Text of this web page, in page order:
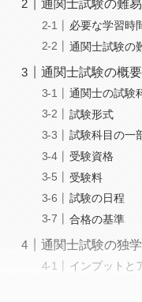
通関士試験の難
必要な学習時
通関士試験の
通関士試験の概要
通関士の試験
試験形式
試験科目の一
受験資格
受験料
試験の日程
合格の基準
通関士試験の独
インプットと